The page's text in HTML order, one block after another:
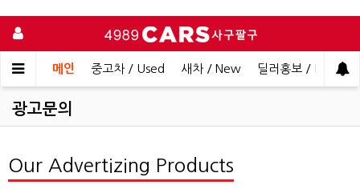
메인 중고차 / Used 새차 / New 딜러홍보 / Dealer
광고문의
Our Advertizing Products